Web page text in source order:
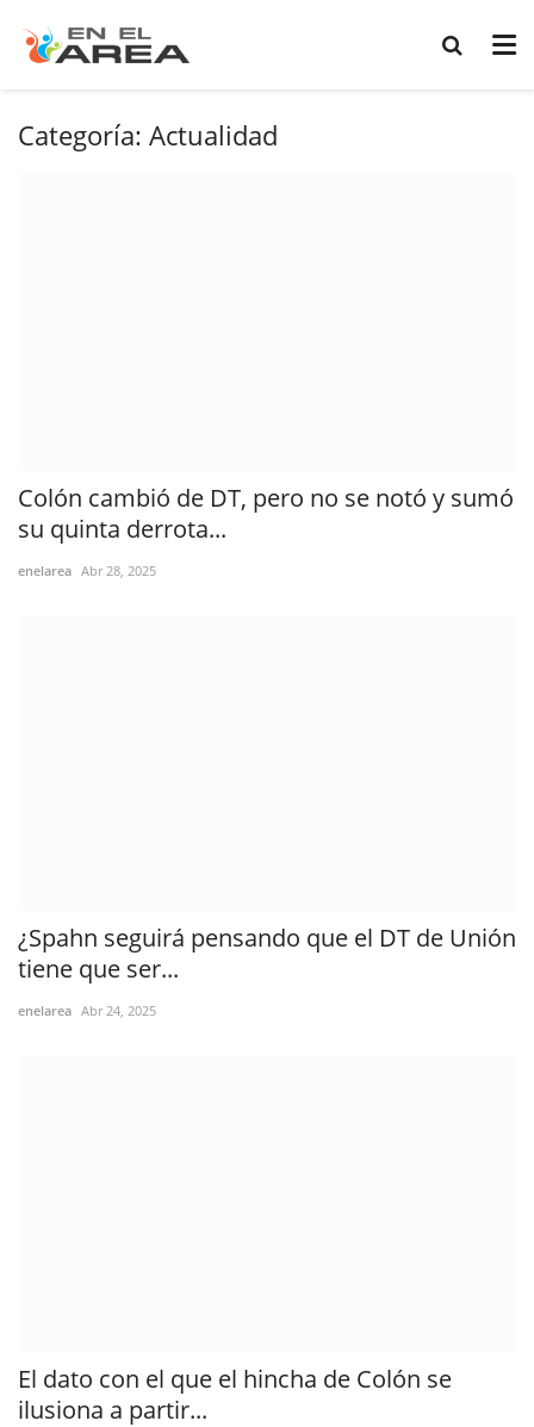
Categoría: Actualidad
Colón cambió de DT, pero no se notó y sumó
su quinta derrota...
enelarea Abr 28, 2025
¿Spahn seguirá pensando que el DT de Unión
tiene que ser...
enelarea Abr 24, 2025
El dato con el que el hincha de Colón se
ilusiona a partir...